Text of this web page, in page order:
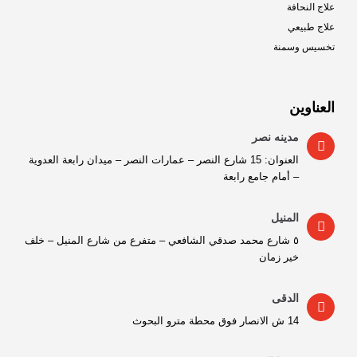
العناوين
مدينه نصر
العنوان: 15 شارع النصر – عمارات النصر – ميدان رابعة العدوية
– أمام جامع رابعة
المنيل
٥ شارع محمد صدقي الشافعي – متفرع من شارع المنيل – خلف
خير زمان
الدقى
14 ش الانصار فوق محطة مترو البحوث
علاج النحافة
علاج طبيعي
تخسيس وسمنة